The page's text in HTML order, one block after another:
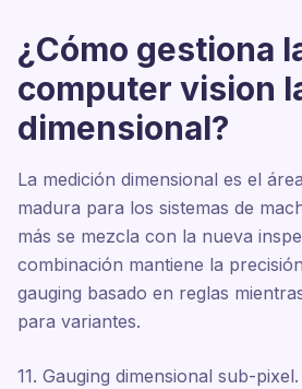
¿Cómo gestiona
computer vision
dimensional?
La medición dimensional es el
madura para los sistemas de
más se mezcla con la nueva
combinación mantiene la
gauging basado en reglas
para variantes.
11. Gauging dimensional sub-